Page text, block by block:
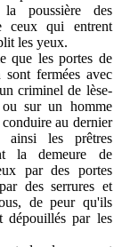
la poussière des
ceux qui entrent
les yeux.
que les portes de
sont fermées avec
criminel de lèse-
ou sur un homme
au dernier
ainsi les prêtres
la demeure de
par des portes
des serrures et
de peur qu'ils
dépouillés par les